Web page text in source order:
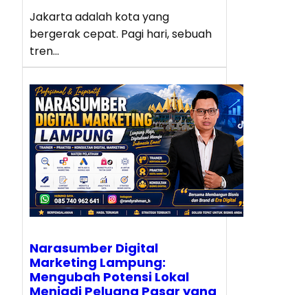
Jakarta adalah kota yang
bergerak cepat. Pagi hari, sebuah
tren…
Narasumber Digital
Marketing Lampung:
Mengubah Potensi Lokal
Menjadi Peluang Pasar yang